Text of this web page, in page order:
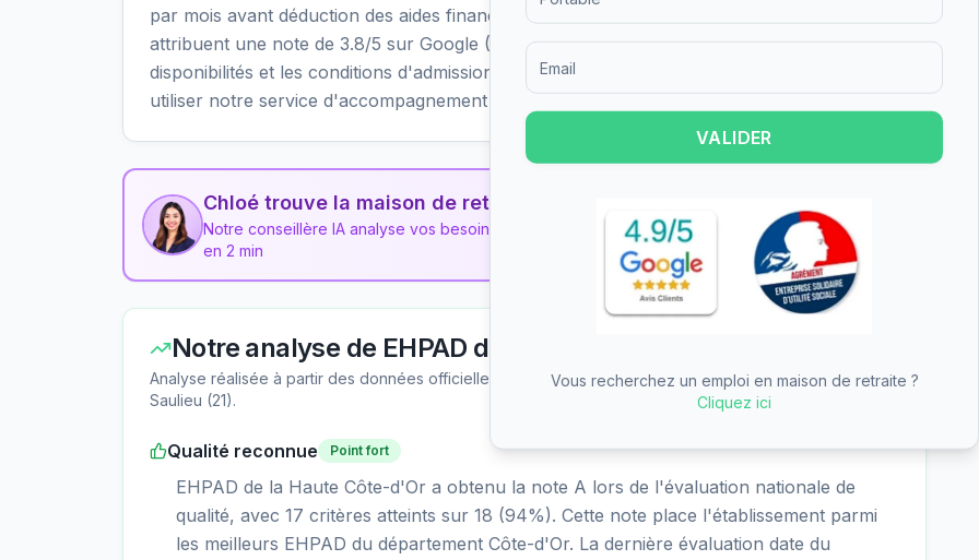
par mois avant déduction des aides financières (APA, ASH, APL). Les familles lui
attribuent une note de 3.8/5 sur Google (20 avis). Pour en savoir plus sur les tarifs, les
disponibilités et les conditions d'admission de EHPAD de la Haute Côte-d'Or, vous pouvez
utiliser notre service d'accompagnement gratuit.
Chloé trouve la maison de retraite idéale pour vous
Notre conseillère IA analyse vos besoins et vous recommande les 3 meilleurs établissements
en 2 min
Notre analyse de EHPAD de la Haute Côte-d'Or
Analyse réalisée à partir des données officielles et des avis collectés pour cet EHPAD publicsitué à
Saulieu (21).
Qualité reconnue Point fort
EHPAD de la Haute Côte-d'Or a obtenu la note A lors de l'évaluation nationale de
qualité, avec 17 critères atteints sur 18 (94%). Cette note place l'établissement parmi
les meilleurs EHPAD du département Côte-d'Or. La dernière évaluation date du
VALIDER
Vous recherchez un emploi en maison de retraite ?
Cliquez ici